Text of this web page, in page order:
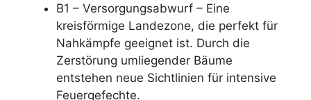
B1 – Versorgungsabwurf – Eine
kreisförmige Landezone, die perfekt für
Nahkämpfe geeignet ist. Durch die
Zerstörung umliegender Bäume
entstehen neue Sichtlinien für intensive
Feuergefechte.